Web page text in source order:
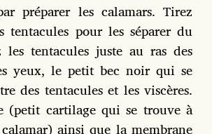
préparer les calamars. Tirez
tentacules pour les séparer du
les tentacules juste au ras des
yeux, le petit bec noir qui se
des tentacules et les viscères.
(petit cartilage qui se trouve à
ainsi que la membrane